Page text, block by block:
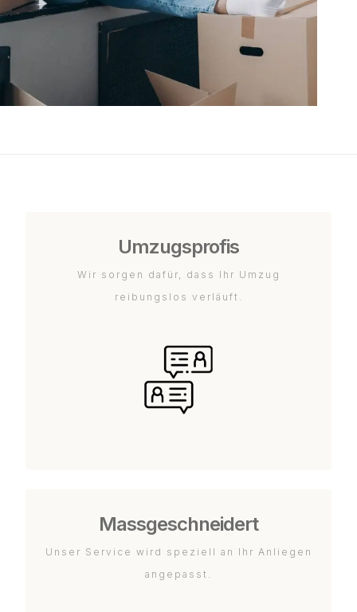
Umzugsprofis
Wir sorgen dafür, dass Ihr Umzug
reibungslos verläuft.
Massgeschneidert
Unser Service wird speziell an Ihr Anliegen
angepasst.